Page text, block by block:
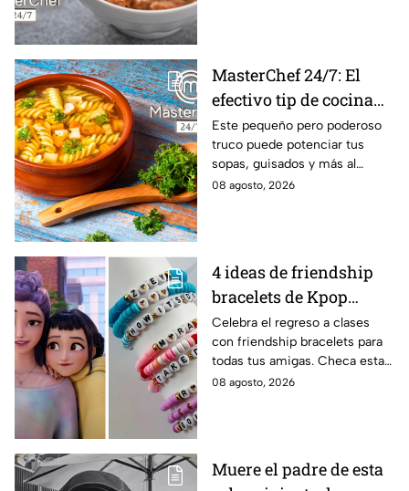
MasterChef 24/7: El
efectivo tip de cocina
de las abuelas para
darle sabor extra al
caldillo
Este pequeño pero poderoso
truco puede potenciar tus
sopas, guisados y más al
máximo.
08 agosto, 2026
4 ideas de friendship
bracelets de Kpop
Demon Hunters para
intercambiar con tus
mejores amigas este
regreso a clases
Celebra el regreso a clases
con friendship bracelets para
todas tus amigas. Checa estas
4 ideas inspiradas en Kpop
08 agosto, 2026
Muere el padre de esta